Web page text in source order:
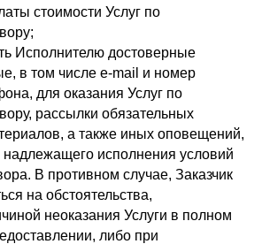
стоимости Услуг по
Исполнителю достоверные
в том числе е-mail и номер
для оказания Услуг по
рассылки обязательных
а также иных оповещений,
исполнения условий
В противном случае, Заказчик
на обстоятельства,
неоказания Услуги в полном
либо при